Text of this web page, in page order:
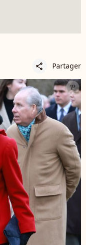
share Partager